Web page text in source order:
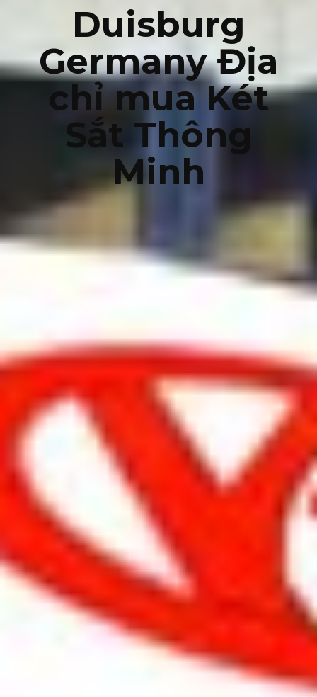
Duisburg
Germany Địa
chỉ mua Két
Sắt Thông
Minh